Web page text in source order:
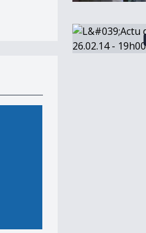
L&#039;Actu